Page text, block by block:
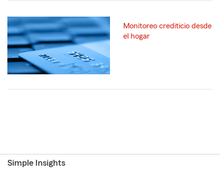
Monitoreo crediticio desde
el hogar
Simple Insights